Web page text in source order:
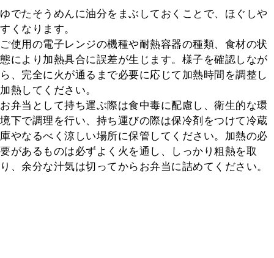
ゆでたそうめんに油分をまぶしておくことで、ほぐしや
すくなります。
ご使用の電子レンジの機種や耐熱容器の種類、食材の状
態により加熱具合に誤差が生じます。様子を確認しなが
ら、完全に火が通るまで必要に応じて加熱時間を調整し
加熱してください。
お弁当として持ち運ぶ際は食中毒に配慮し、衛生的な環
境下で調理を行い、持ち運びの際は保冷剤をつけて冷蔵
庫やなるべく涼しい場所に保管してください。加熱の必
要があるものは必ずよく火を通し、しっかり粗熱を取
り、余分な汁気は切ってからお弁当に詰めてください。